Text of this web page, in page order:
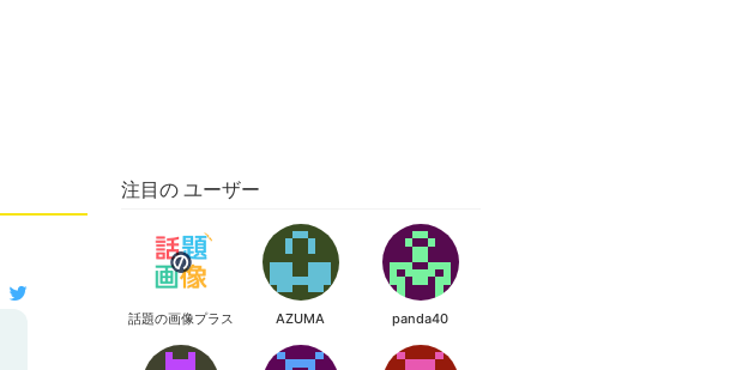
注目の ユーザー
話題の画像プラス AZUMA panda40